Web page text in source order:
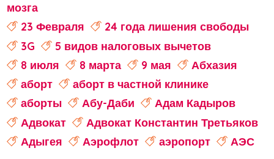
мозга
23 Февраля
24 года лишения свободы
3G
5 видов налоговых вычетов
8 июля
8 марта 9 мая
Абхазия
аборт
аборт в частной клинике
аборты
Абу-Даби
Адам Кадыров
Адвокат
Адвокат Константин Третьяков
Адыгея
Аэрофлот аэропорт
АЭС